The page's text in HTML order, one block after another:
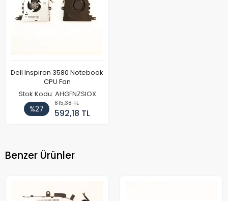
Dell Inspiron 3580 Notebook
CPU Fan
Stok Kodu: AHGFNZSIOX
%27
815,38 TL
592,18 TL
Benzer Ürünler